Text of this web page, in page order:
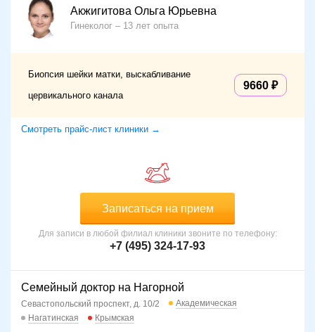
Акжигитова Ольга Юрьевна
Гинеколог 13 лет опыта
Биопсия шейки матки, выскабливание
цервикального канала
9660
Смотреть прайс-лист клиники →
Записаться на прием
Для записи в любой филиал клиники звоните по телефону:
+7 (495) 324-17-93
Семейный доктор на Нагорной
Севастопольский проспект, д. 10/2
Академическая
Нагатинская
Крымская